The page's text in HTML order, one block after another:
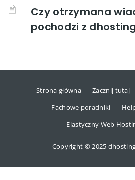
Czy otrzymana
pochodzi z
Strona główna Zacznij tutaj
Fachowe poradniki
Elastyczny Web
Copyright © 2025